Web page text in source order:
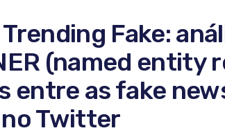
Fake:
(named entity
entre as fake
Twitter